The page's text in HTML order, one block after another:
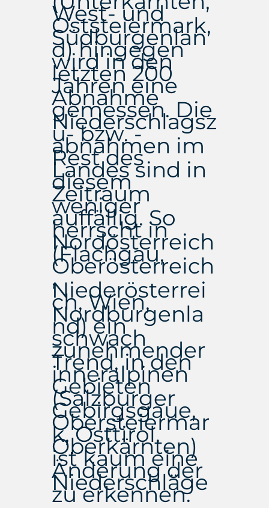
West- und
Oststeiermark,
Südburgenlan
d) hingegen
wird in den
letzten 200
Jahren eine
Abnahme
gemessen. Die
Niederschlagsz
u- bzw. -
abnahmen im
Rest des
Landes sind in
diesem
Zeitraum
weniger
auffällig. So
herrscht in
Nordösterreich
(Flachgau,
Oberösterreich
,
Niederösterrei
ch, Wien,
Nordburgenla
nd) ein
schwach
zunehmender
Trend, in den
inneralpinen
Gebieten
(Salzburger
Gebirgsgaue,
Obersteiermar
k, Osttirol,
Oberkärnten)
ist kaum eine
Änderung der
Niederschläge
zu erkennen.